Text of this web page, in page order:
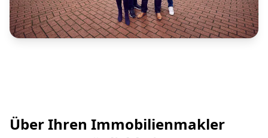
Über Ihren Immobilienmakler